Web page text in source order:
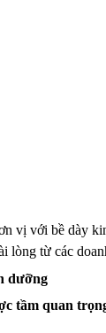
vị với bề dày
lòng từ các
dưỡng
tầm quan